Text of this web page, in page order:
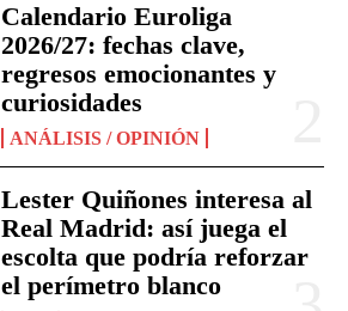
Calendario Euroliga
2026/27: fechas clave,
regresos emocionantes y
curiosidades
ANÁLISIS / OPINIÓN
Lester Quiñones interesa al
Real Madrid: así juega el
escolta que podría reforzar
el perímetro blanco